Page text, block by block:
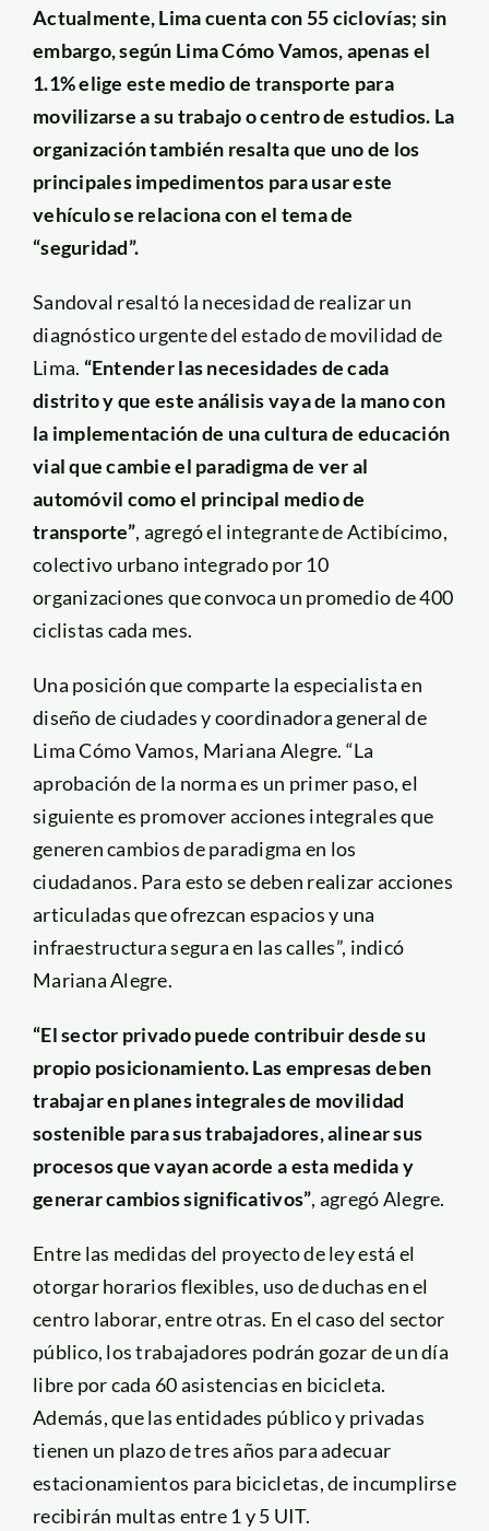
Actualmente, Lima cuenta con 55 ciclovías; sin
embargo, según Lima Cómo Vamos, apenas el
1.1% elige este medio de transporte para
movilizarse a su trabajo o centro de estudios. La
organización también resalta que uno de los
principales impedimentos para usar este
vehículo se relaciona con el tema de
“seguridad”.
Sandoval resaltó la necesidad de realizar un
diagnóstico urgente del estado de movilidad de
Lima. “Entender las necesidades de cada
distrito y que este análisis vaya de la mano con
la implementación de una cultura de educación
vial que cambie el paradigma de ver al
automóvil como el principal medio de
transporte”, agregó el integrante de Actibícimo,
colectivo urbano integrado por 10
organizaciones que convoca un promedio de 400
ciclistas cada mes.
Una posición que comparte la especialista en
diseño de ciudades y coordinadora general de
Lima Cómo Vamos, Mariana Alegre. “La
aprobación de la norma es un primer paso, el
siguiente es promover acciones integrales que
generen cambios de paradigma en los
ciudadanos. Para esto se deben realizar acciones
articuladas que ofrezcan espacios y una
infraestructura segura en las calles”, indicó
Mariana Alegre.
“El sector privado puede contribuir desde su
propio posicionamiento. Las empresas deben
trabajar en planes integrales de movilidad
sostenible para sus trabajadores, alinear sus
procesos que vayan acorde a esta medida y
generar cambios significativos”, agregó Alegre.
Entre las medidas del proyecto de ley está el
otorgar horarios flexibles, uso de duchas en el
centro laborar, entre otras. En el caso del sector
público, los trabajadores podrán gozar de un día
libre por cada 60 asistencias en bicicleta.
Además, que las entidades público y privadas
tienen un plazo de tres años para adecuar
estacionamientos para bicicletas, de incumplirse
recibirán multas entre 1 y 5 UIT.